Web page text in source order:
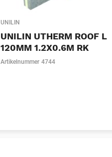
UNILIN
UNILIN UTHERM ROOF L
120MM 1.2X0.6M RK
Artikelnummer 4744